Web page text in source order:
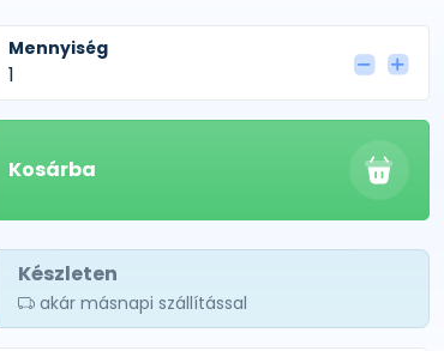
Mennyiség
Kosárba
Készleten
akár másnapi szállítással